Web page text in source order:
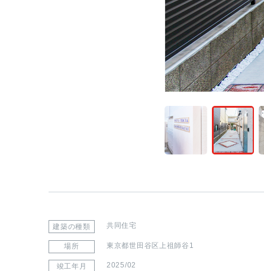
建築の種類 共同住宅
場所 東京都世田谷区上祖師谷1
竣工年月 2025/02